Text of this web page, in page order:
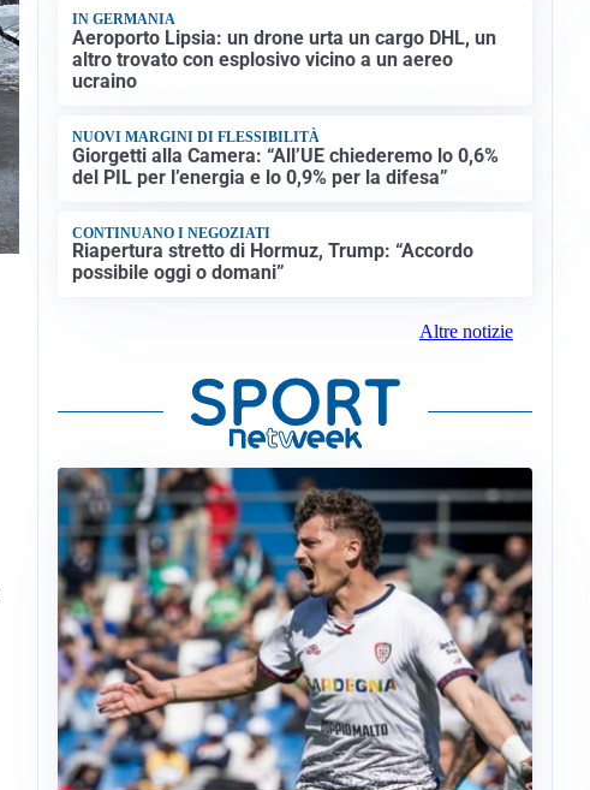
IN GERMANIA
Aeroporto Lipsia: un drone urta un cargo DHL, un
altro trovato con esplosivo vicino a un aereo
ucraino
NUOVI MARGINI DI FLESSIBILITÀ
Giorgetti alla Camera: “All’UE chiederemo lo 0,6%
del PIL per l’energia e lo 0,9% per la difesa”
CONTINUANO I NEGOZIATI
Riapertura stretto di Hormuz, Trump: “Accordo
possibile oggi o domani”
Altre notizie